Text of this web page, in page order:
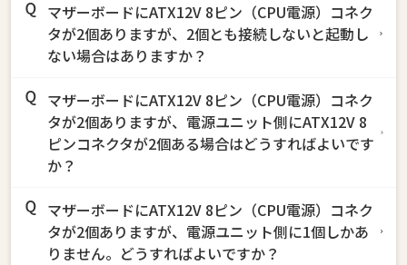
マザーボードにATX12V 8ピン（CPU電源）コネク
タが2個ありますが、2個とも接続しないと起動し
ない場合はありますか？
マザーボードにATX12V 8ピン（CPU電源）コネク
タが2個ありますが、電源ユニット側にATX12V 8
ピンコネクタが2個ある場合はどうすればよいです
か？
マザーボードにATX12V 8ピン（CPU電源）コネク
タが2個ありますが、電源ユニット側に1個しかあ
りません。どうすればよいですか？